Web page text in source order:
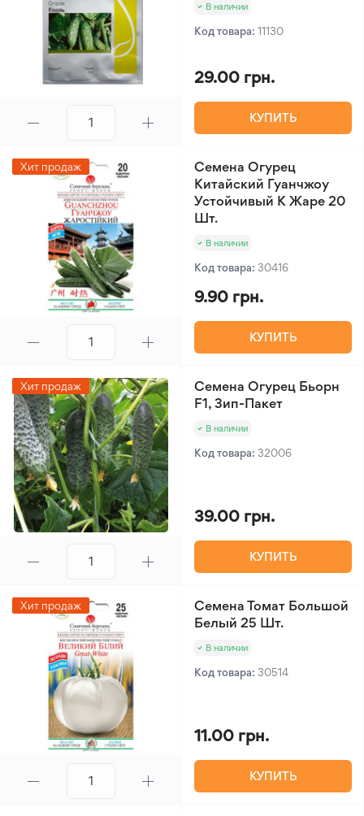
В наличии
Код товара: 11130
29.00 грн.
КУПИТЬ
Хит продаж
Семена Огурец
Китайский Гуанчжоу
Устойчивый К Жаре 20
Шт.
В наличии
Код товара: 30416
9.90 грн.
КУПИТЬ
Хит продаж
Семена Огурец Бьорн
F1, Зип-Пакет
В наличии
Код товара: 32006
39.00 грн.
КУПИТЬ
Хит продаж
Семена Томат Большой
Белый 25 Шт.
В наличии
Код товара: 30514
11.00 грн.
КУПИТЬ